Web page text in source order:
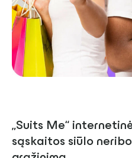
„Suits Me“
sąskaitos siūlo